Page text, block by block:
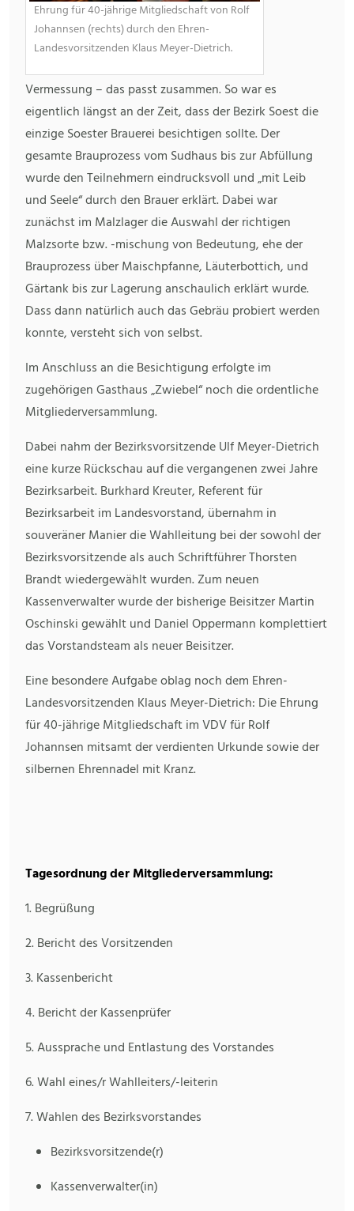
Ehrung für 40-jährige Mitgliedschaft von Rolf
Johannsen (rechts) durch den Ehren-
Landesvorsitzenden Klaus Meyer-Dietrich.
Vermessung – das passt zusammen. So war es
eigentlich längst an der Zeit, dass der Bezirk Soest die
einzige Soester Brauerei besichtigen sollte. Der
gesamte Brauprozess vom Sudhaus bis zur Abfüllung
wurde den Teilnehmern eindrucksvoll und „mit Leib
und Seele“ durch den Brauer erklärt. Dabei war
zunächst im Malzlager die Auswahl der richtigen
Malzsorte bzw. -mischung von Bedeutung, ehe der
Brauprozess über Maischpfanne, Läuterbottich, und
Gärtank bis zur Lagerung anschaulich erklärt wurde.
Dass dann natürlich auch das Gebräu probiert werden
konnte, versteht sich von selbst.
Im Anschluss an die Besichtigung erfolgte im
zugehörigen Gasthaus „Zwiebel“ noch die ordentliche
Mitgliederversammlung.
Dabei nahm der Bezirksvorsitzende Ulf Meyer-Dietrich
eine kurze Rückschau auf die vergangenen zwei Jahre
Bezirksarbeit. Burkhard Kreuter, Referent für
Bezirksarbeit im Landesvorstand, übernahm in
souveräner Manier die Wahlleitung bei der sowohl der
Bezirksvorsitzende als auch Schriftführer Thorsten
Brandt wiedergewählt wurden. Zum neuen
Kassenverwalter wurde der bisherige Beisitzer Martin
Oschinski gewählt und Daniel Oppermann komplettiert
das Vorstandsteam als neuer Beisitzer.
Eine besondere Aufgabe oblag noch dem Ehren-
Landesvorsitzenden Klaus Meyer-Dietrich: Die Ehrung
für 40-jährige Mitgliedschaft im VDV für Rolf
Johannsen mitsamt der verdienten Urkunde sowie der
silbernen Ehrennadel mit Kranz.
Tagesordnung der Mitgliederversammlung:
1. Begrüßung
2. Bericht des Vorsitzenden
3. Kassenbericht
4. Bericht der Kassenprüfer
5. Aussprache und Entlastung des Vorstandes
6. Wahl eines/r Wahlleiters/-leiterin
7. Wahlen des Bezirksvorstandes
Bezirksvorsitzende(r)
Kassenverwalter(in)